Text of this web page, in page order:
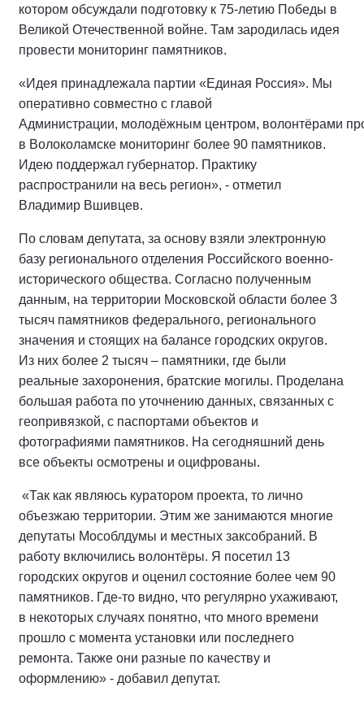
котором обсуждали подготовку к 75-летию Победы в
Великой Отечественной войне. Там зародилась идея
провести мониторинг памятников.
«Идея принадлежала партии «Единая Россия». Мы
оперативно совместно с главой
Администрации, молодёжным центром, волонтёрами
в Волоколамске мониторинг более 90 памятников.
Идею поддержал губернатор. Практику
распространили на весь регион», - отметил
Владимир Вшивцев.
По словам депутата, за основу взяли электронную
базу регионального отделения Российского военно-
исторического общества. Согласно полученным
данным, на территории Московской области более 3
тысяч памятников федерального, регионального
значения и стоящих на балансе городских округов.
Из них более 2 тысяч – памятники, где были
реальные захоронения, братские могилы. Проделана
большая работа по уточнению данных, связанных с
геопривязкой, с паспортами объектов и
фотографиями памятников. На сегодняшний день
все объекты осмотрены и оцифрованы.
«Так как являюсь куратором проекта, то лично
объезжаю территории. Этим же занимаются многие
депутаты Мособлдумы и местных заксобраний. В
работу включились волонтёры. Я посетил 13
городских округов и оценил состояние более чем 90
памятников. Где-то видно, что регулярно ухаживают,
в некоторых случаях понятно, что много времени
прошло с момента установки или последнего
ремонта. Также они разные по качеству и
оформлению» - добавил депутат.